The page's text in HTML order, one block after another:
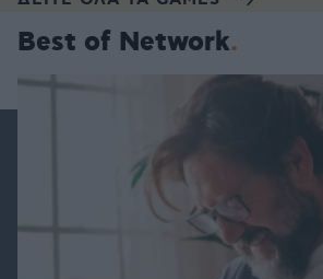
Best of Network